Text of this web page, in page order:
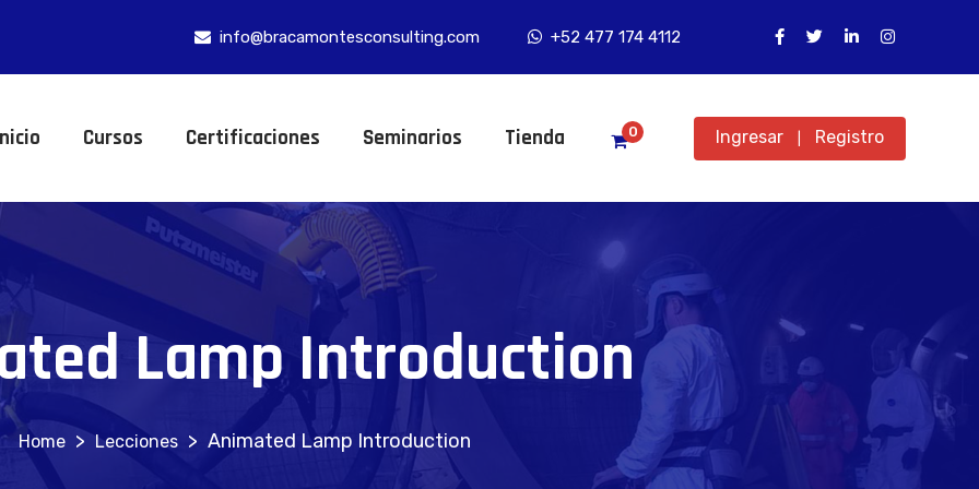
info@bracamontesconsulting.com +52 477 174 4112
Cursos Certificaciones Seminarios Tienda 0 Ingresar Registro
Lamp Introduction
> Lecciones > Animated Lamp Introduction